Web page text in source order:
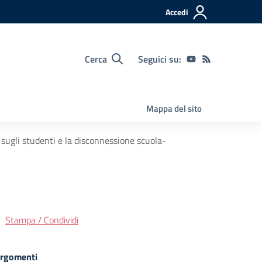
Accedi
Cerca Seguici su:
Mappa del sito
studenti e la disconnessione scuola-
Stampa / Condividi